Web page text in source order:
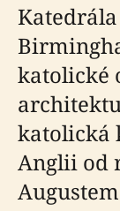
katolické
katolická
Anglii od